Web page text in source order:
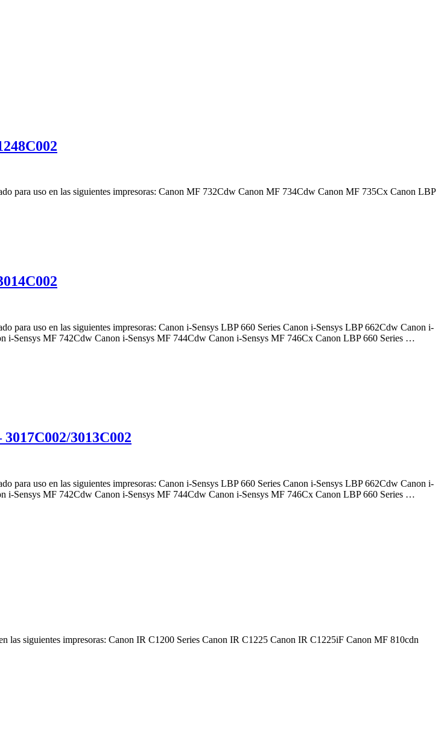
para uso en las siguientes impresoras: Canon MF 732Cdw Canon MF 734Cdw Canon MF 735Cx Canon LBP
para uso en las siguientes impresoras: Canon i-Sensys LBP 660 Series Canon i-Sensys LBP 662Cdw Canon i-
i-Sensys MF 742Cdw Canon i-Sensys MF 744Cdw Canon i-Sensys MF 746Cx Canon LBP 660 Series …
3013C002
para uso en las siguientes impresoras: Canon i-Sensys LBP 660 Series Canon i-Sensys LBP 662Cdw Canon i-
i-Sensys MF 742Cdw Canon i-Sensys MF 744Cdw Canon i-Sensys MF 746Cx Canon LBP 660 Series …
las siguientes impresoras: Canon IR C1200 Series Canon IR C1225 Canon IR C1225iF Canon MF 810cdn